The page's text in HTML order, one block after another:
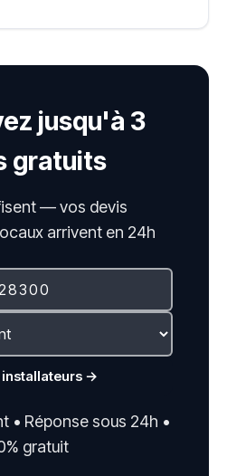
jusqu'à 3
gratuits
— vos devis
arrivent en 24h
installateurs →
• Réponse sous 24h •
gratuit